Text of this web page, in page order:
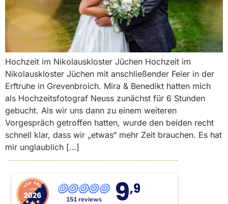
Hochzeit im Nikolauskloster Jüchen Hochzeit im
Nikolauskloster Jüchen mit anschließender Feier in der
Erftruhe in Grevenbroich. Mira & Benedikt hatten mich
als Hochzeitsfotograf Neuss zunächst für 6 Stunden
gebucht. Als wir uns dann zu einem weiteren
Vorgespräch getroffen hatten, wurde den beiden recht
schnell klar, dass wir „etwas“ mehr Zeit brauchen. Es hat
mir unglaublich […]
151 reviews 9,9